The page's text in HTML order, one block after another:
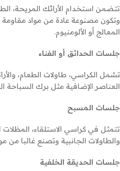
تتضمن استخدام الأرائك المريحة،
وتكون مصنوعة عادة من مواد
المعالج أو الألومنيوم.
جلسات الحدائق أو الفناء
تشمل الكراسي، طاولات الطعام،
العناصر الإضافية مثل برك السباحة
جلسات المسبح
تتمثل في كراسي الاستلقاء، المظلات
والطاولات الجانبية وتصنع غالبا من
جلسات الحديقة الخلفية